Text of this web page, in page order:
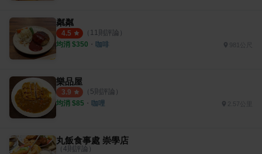
粼粼
4.5 （ 11則評論）
均消 $350 ・ 咖啡
樂品屋
3.9 （ 5則評論）
均消 $85 ・ 咖哩 2.57公里
丸飯食事處 崇學店
（ 4則評論）